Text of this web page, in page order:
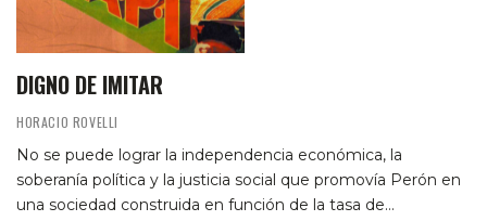
DIGNO DE IMITAR
HORACIO ROVELLI
No se puede lograr la independencia económica, la
soberanía política y la justicia social que promovía Perón en
una sociedad construida en función de la tasa de…